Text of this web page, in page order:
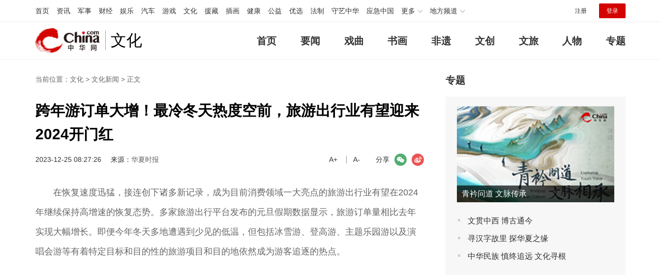
首页 资讯 军事 财经 娱乐 汽车 游戏 文化 援藏 插画 健康 公益 优选 法制 守艺中华 应急中国 更多 地方频道 注册 登录
文化 首页 要闻 戏曲 书画 非遗 文创 文旅 人物 专题
当前位置： 文化 > 文化新闻 > 正文
跨年游订单大增！最冷冬天热度空前，旅游出行业有望迎来
2024开门红
2023-12-25 08:27:26 来源： 华夏时报 分享
微信
A+ A-
在恢复速度迅猛，接连创下诸多新记录，成为目前消费领域一大亮点的旅游出行业有望在2024
年继续保持高增速的恢复态势。多家旅游出行平台发布的元旦假期数据显示，旅游订单量相比去年
实现大幅增长。即便今年冬天多地遭遇到少见的低温，但包括冰雪游、登高游、主题乐园游以及演
唱会游等有着特定目标和目的性的旅游项目和目的地依然成为游客追逐的热点。
专题
青衿问道 文脉传承
文贯中西 博古通今
寻汉字故里 探华夏之缘
中华民族 慎终追远 文化寻根